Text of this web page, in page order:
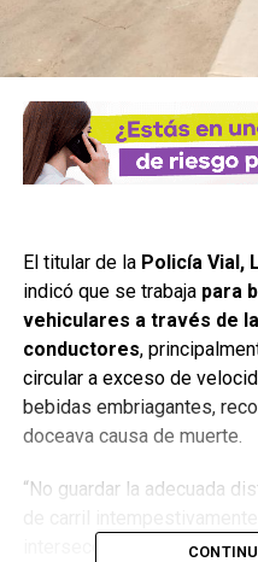
El titular de la Policía Vial,
indicó que se trabajapara
vehiculares a través de
conductores,
circular a exceso de
bebidas embriagantes, r
doceava causa de muerte.
“No guardar la adecuada
intersecciones, son las